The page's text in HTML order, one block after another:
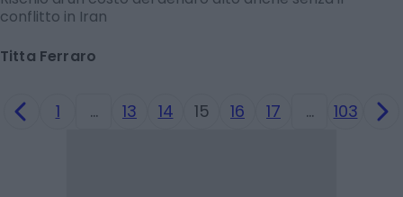
conflitto in Iran
Titta Ferraro
1 … 13 14 15 16 17 … 103